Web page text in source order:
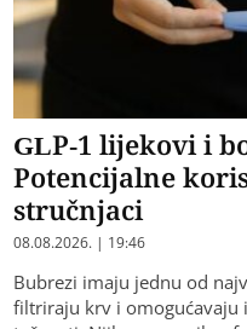
GLP-1 lijekovi i
Potencijalne
stručnjaci
08.08.2026. | 19:46
Bubrezi imaju jednu od
filtriraju krv i omogućavaju